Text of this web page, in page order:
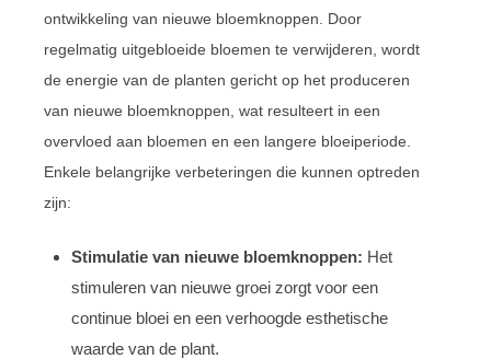
ontwikkeling van nieuwe bloemknoppen. Door
regelmatig uitgebloeide bloemen te verwijderen, wordt
de energie van de planten gericht op het produceren
van nieuwe bloemknoppen, wat resulteert in een
overvloed aan bloemen en een langere bloeiperiode.
Enkele belangrijke verbeteringen die kunnen optreden
zijn:
Stimulatie van nieuwe bloemknoppen: Het
stimuleren van nieuwe groei zorgt voor een
continue bloei en een verhoogde esthetische
waarde van de plant.